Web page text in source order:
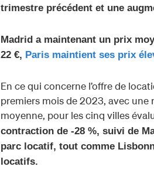
trimestre précédent et une
Madrid a maintenant un prix
22 €, Paris maintient ses prix
En ce qui concerne l’offre de
premiers mois de 2023, avec une
moyenne, pour les cinq villes
contraction de -28 %, suivi de
parc locatif, tout comme
locatifs.